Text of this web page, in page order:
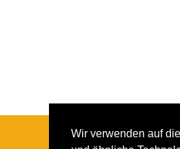
Wir verwenden auf